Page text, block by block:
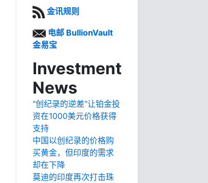
金讯规则
电邮 BullionVault
金易宝
Investment
News
"创纪录的逆差"让铂金投
资在1000美元价格获得
支持
中国以创纪录的价格购
买黄金，但印度的需求
却在下降
莫迪的印度再次打击珠